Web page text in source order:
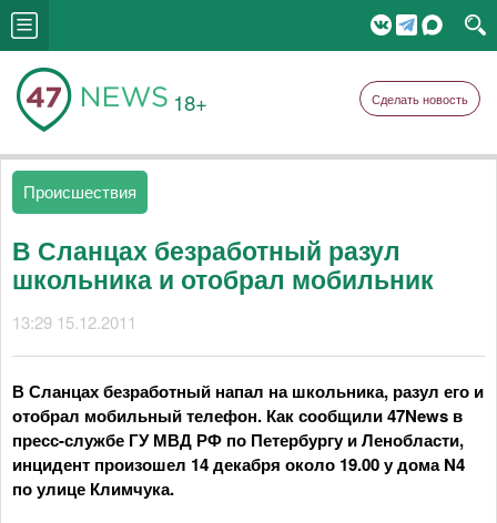
18+ Сделать новость
Происшествия
В Сланцах безработный разул
школьника и отобрал мобильник
13:29 15.12.2011
В Сланцах безработный напал на школьника, разул его и
отобрал мобильный телефон. Как сообщили 47News в
пресс-службе ГУ МВД РФ по Петербургу и Ленобласти,
инцидент произошел 14 декабря около 19.00 у дома N4
по улице Климчука.